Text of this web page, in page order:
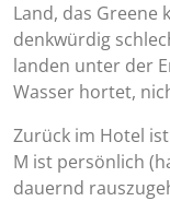
Land, das Greene
denkwürdig
landen unter der
Wasser hortet,
Zurück im Hotel
M ist persönlich
dauernd